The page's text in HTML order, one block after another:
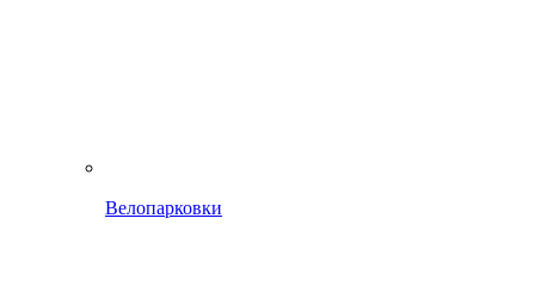
Велопарковки